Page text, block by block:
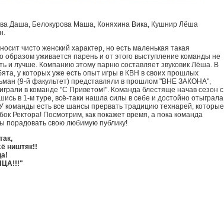
Даша, Белокурова Маша, Коняхина Вика, Кушнир Лёша
чисто женский характер, но есть маленькая такая
образом уживается парень и от этого выступление команды не
и лучше. Компанию этому парню составляет звуковик Лёша. В
у которых уже есть опыт игры в КВН в своих прошлых
(9-й факультет) представляли в прошлом "ВНЕ ЗАКОНА",
в команде "С Приветом!". Команда блестяще начав сезон с
в 1-м туре, всё-таки нашла силы в себе и достойно отыграла
команды есть все шансы прервать традицию технарей, которые
Ректора! Посмотрим, как покажет время, а пока команда
порадовать свою любимую публику!
ништяк!!